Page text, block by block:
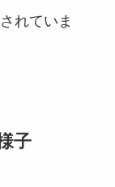
れていま
子